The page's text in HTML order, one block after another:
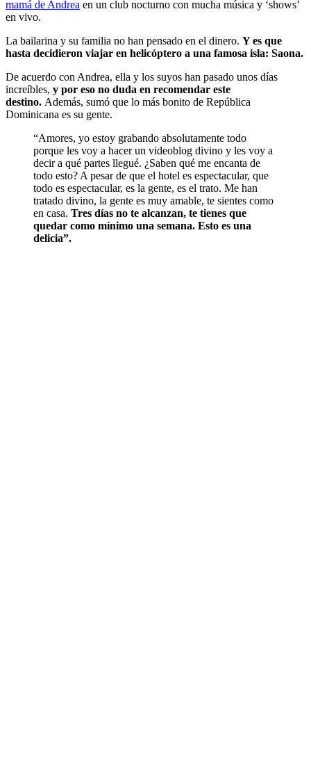
mamá de Andrea en un club nocturno con mucha música y ‘shows’
en vivo.
La bailarina y su familia no han pensado en el dinero. Y es que
hasta decidieron viajar en helicóptero a una famosa isla: Saona.
De acuerdo con Andrea, ella y los suyos han pasado unos días
increíbles, y por eso no duda en recomendar este
destino. Además, sumó que lo más bonito de República
Dominicana es su gente.
“Amores, yo estoy grabando absolutamente todo
porque les voy a hacer un videoblog divino y les voy a
decir a qué partes llegué. ¿Saben qué me encanta de
todo esto? A pesar de que el hotel es espectacular, que
todo es espectacular, es la gente, es el trato. Me han
tratado divino, la gente es muy amable, te sientes como
en casa. Tres días no te alcanzan, te tienes que
quedar como mínimo una semana. Esto es una
delicia”.